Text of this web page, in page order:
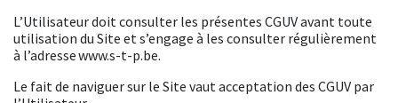
L’Utilisateur doit consulter les présentes CGUV avant toute
utilisation du Site et s’engage à les consulter régulièrement
à l’adressewww.s-t-p.be.
Le fait de naviguer sur le Site vaut acceptation des CGUV par